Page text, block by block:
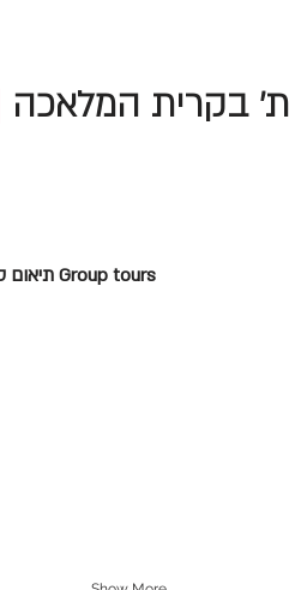
בקרית המלאכה
Group tours תיאום סיורי קבוצות